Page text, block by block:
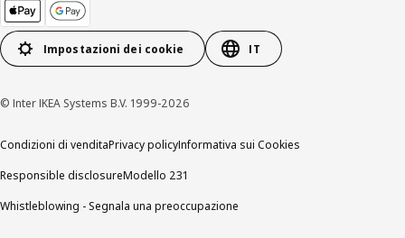
Impostazioni dei cookie IT
© Inter IKEA Systems B.V. 1999-2026
Condizioni di venditaPrivacy policyInformativa sui Cookies
Responsible disclosureModello 231
Whistleblowing - Segnala una preoccupazione